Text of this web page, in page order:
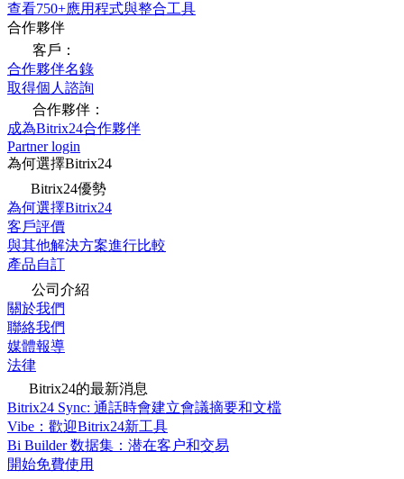
查看750+應用程式與整合工具
合作夥伴
客戶：
合作夥伴名錄
取得個人諮詢
合作夥伴：
成為Bitrix24合作夥伴
Partner login
為何選擇Bitrix24
Bitrix24優勢
為何選擇Bitrix24
客戶評價
與其他解決方案進行比較
產品自訂
公司介紹
關於我們
聯絡我們
媒體報導
法律
Bitrix24的最新消息
Bitrix24 Sync: 通話時會建立會議摘要和文檔
Vibe：歡迎Bitrix24新工具
Bi Builder 数据集：潜在客户和交易
開始免費使用